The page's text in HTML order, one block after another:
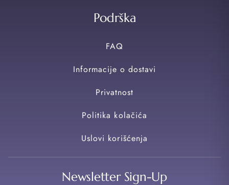
Podrška
FAQ
Informacije o dostavi
Privatnost
Politika kolačića
Uslovi korišćenja
Newsletter Sign-Up